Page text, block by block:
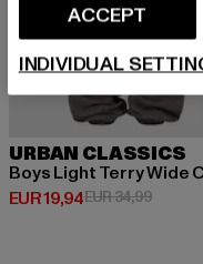
URBAN CLASSICS
EUR 19,94
Huidige prijs: EUR 19,94
EUR 34,99
ACCEPT
INDIVIDUAL